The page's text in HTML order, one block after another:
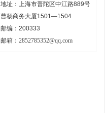
地址：上海市普陀区中江路889号
曹杨商务大厦1501—1504
邮编：200333
邮箱： 2852785352@qq.com